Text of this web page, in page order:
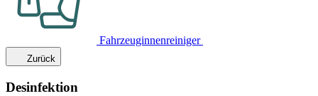
Fahrzeuginnenreiniger
Zurück
Desinfektion